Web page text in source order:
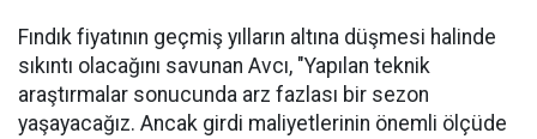
Fındık fiyatının geçmiş yılların altına düşmesi halinde
sıkıntı olacağını savunan Avcı, "Yapılan teknik
araştırmalar sonucunda arz fazlası bir sezon
yaşayacağız. Ancak girdi maliyetlerinin önemli ölçüde